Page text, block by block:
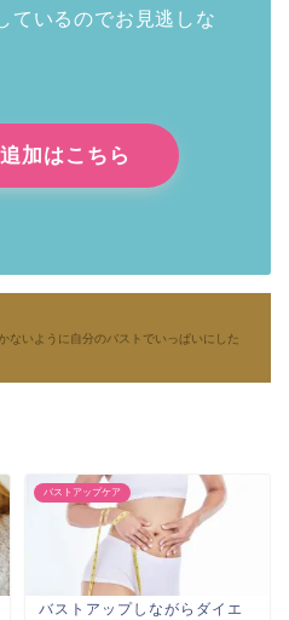
ているのでお見逃しな
加はこちら
ないように自分のバストでいっぱいにした
バストアップケア
バストアップしながらダイエ